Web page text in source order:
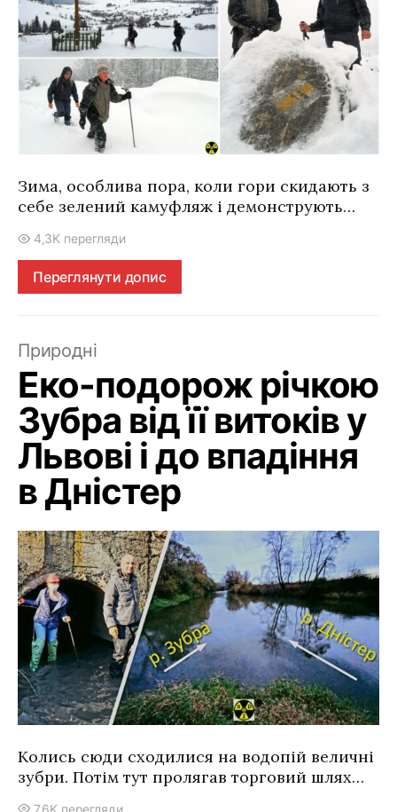
Зима, особлива пора, коли гори скидають з
себе зелений камуфляж і демонструють…
4,3K перегляди
Переглянути допис
Природні
Еко-подорож річкою
Зубра від її витоків у
Львові і до впадіння
в Дністер
Колись сюди сходилися на водопій величні
зубри. Потім тут пролягав торговий шлях…
7,6K перегляди